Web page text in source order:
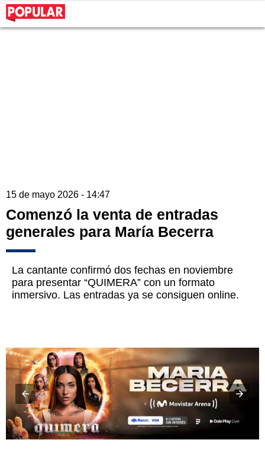
15 de mayo 2026 - 14:47
Comenzó la venta de entradas
generales para María Becerra
La cantante confirmó dos fechas en noviembre
para presentar “QUIMERA” con un formato
inmersivo. Las entradas ya se consiguen online.